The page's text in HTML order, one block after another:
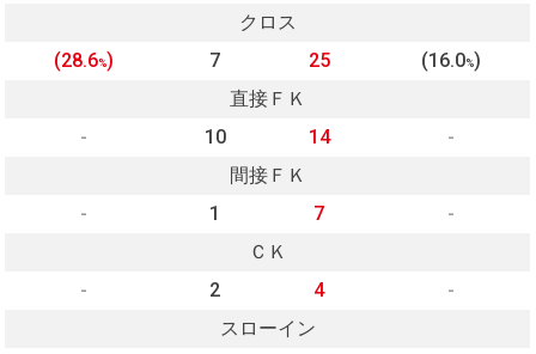
クロス
(28.6%) 7 25 (16.0%)
直接ＦＫ
-
10 14
-
間接ＦＫ
-
1 7
-
ＣＫ
-
2 4
-
スローイン